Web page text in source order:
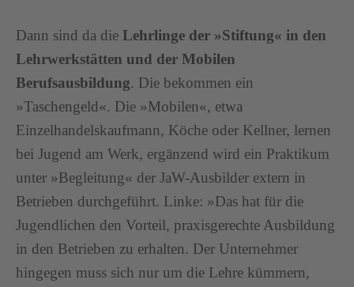
Dann sind da die Lehrlinge der »Stiftung« in den
Lehrwerkstätten und der Mobilen
Berufsausbildung. Die bekommen ein
»Taschengeld«. Die »Mobilen«, etwa
Einzelhandelskaufmann, Köche oder Kellner, lernen
bei Jugend am Werk, ergänzend wird ein Praktikum
unter »Begleitung« der JaW-Ausbilder extern in
Betrieben durchgeführt. Linke: »Das hat für die
Jugendlichen den Vorteil, praxisgerechte Ausbildung
in den Betrieben zu erhalten. Der Unternehmer
hingegen muss sich nur um die Lehre kümmern,